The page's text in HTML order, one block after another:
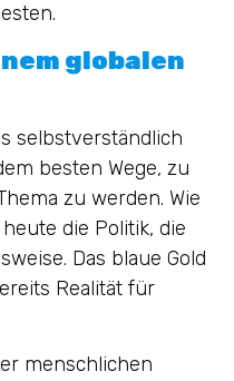
globalen
selbstverständlich
besten Wege, zu
zu werden. Wie
die Politik, die
Das blaue Gold
Realität für
menschlichen